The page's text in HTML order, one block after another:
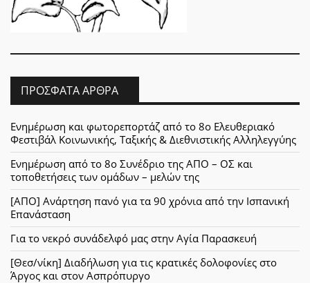
ΠΡΌΣΦΑΤΑ ΆΡΘΡΑ
Ενημέρωση και φωτορεπορτάζ από το 8ο Ελευθεριακό
Φεστιβάλ Κοινωνικής, Ταξικής & Διεθνιστικής Αλληλεγγύης
Ενημέρωση από το 8ο Συνέδριο της ΑΠΟ – ΟΣ και
τοποθετήσεις των ομάδων – μελών της
[ΑΠΟ] Ανάρτηση πανό για τα 90 χρόνια από την Ισπανική
Επανάσταση
Για το νεκρό συνάδελφό μας στην Αγία Παρασκευή
[Θεσ/νίκη] Διαδήλωση για τις κρατικές δολοφονίες στο
Άργος και στον Ασπρόπυργο